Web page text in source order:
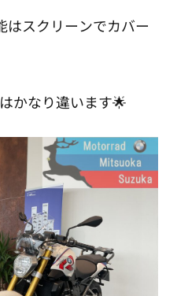
はスクリーンでカバー
かなり違います🌟